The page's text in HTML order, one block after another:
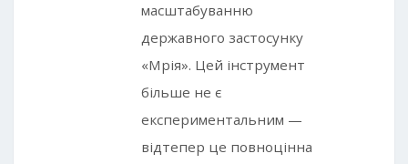
масштабуванню
державного застосунку
«Мрія». Цей інструмент
більше не є
експериментальним —
відтепер це повноцінна